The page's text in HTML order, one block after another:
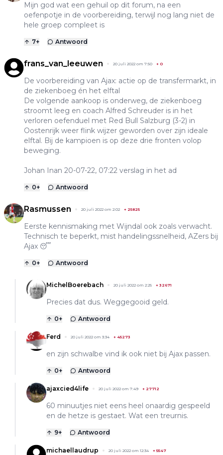
Mijn god wat een gehuil op dit forum, na een
oefenpotje in de voorbereiding, terwijl nog lang niet de
hele groep compleet is
7+ Antwoord
frans_van_leeuwen 20 juli 2022 om 7:50 + 0
De voorbereiding van Ajax: actie op de transfermarkt, in
de ziekenboeg én het elftal
De volgende aankoop is onderweg, de ziekenboeg
stroomt leeg en coach Alfred Schreuder is in het
verloren oefenduel met Red Bull Salzburg (3-2) in
Oostenrijk weer flink wijzer geworden over zijn ideale
elftal. Bij de kampioen is op deze drie fronten volop
beweging.
Johan Inan 20-07-22, 07:22 verslag in het ad
0+ Antwoord
Rasmussen 20 juli 2022 om 2:02 + 25825
Eerste kennismaking met Wijndal ook zoals verwacht.
Technisch te beperkt, mist handelingssnelheid, AZers bij
Ajax 😴
0+ Antwoord
MichelBoerebach 20 juli 2022 om 2:25 + 32671
Precies dat dus. Weggegooid geld.
0+ Antwoord
Ferd 20 juli 2022 om 3:34 + 45273
en zijn schwalbe vind ik ook niet bij Ajax passen.
0+ Antwoord
ajaxcied4life 20 juli 2022 om 7:49 + 27712
60 minuutjes niet eens heel onaardig gespeeld
en de hetze is gestaet. Wat een treurnis.
9+ Antwoord
michaellaudrup 20 juli 2022 om 12:34 +5547